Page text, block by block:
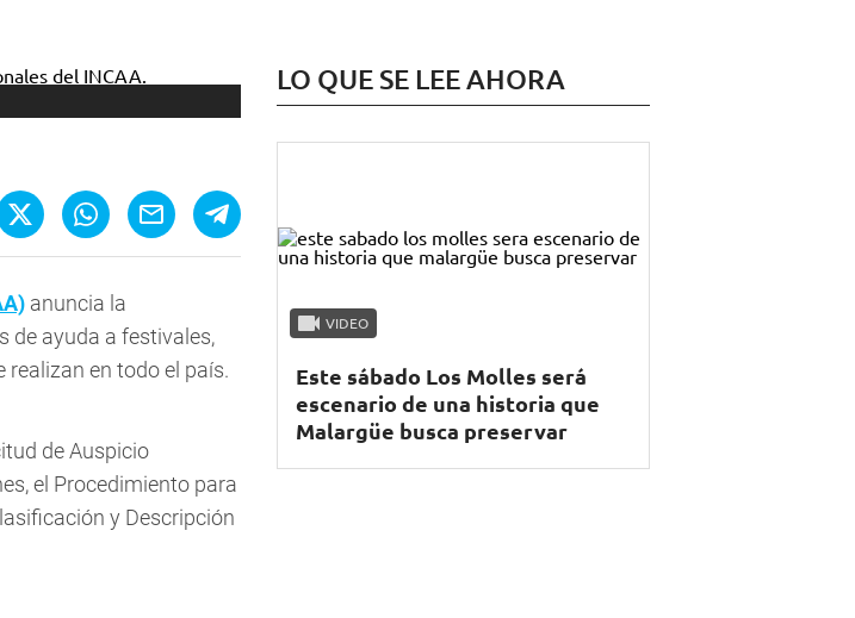
anuncia la
de ayuda a festivales,
realizan en todo el país.
de Auspicio
el Procedimiento para
y Descripción
LO QUE SE LEE AHORA
VIDEO
Este sábado Los Molles será
escenario de una historia que
Malargüe busca preservar